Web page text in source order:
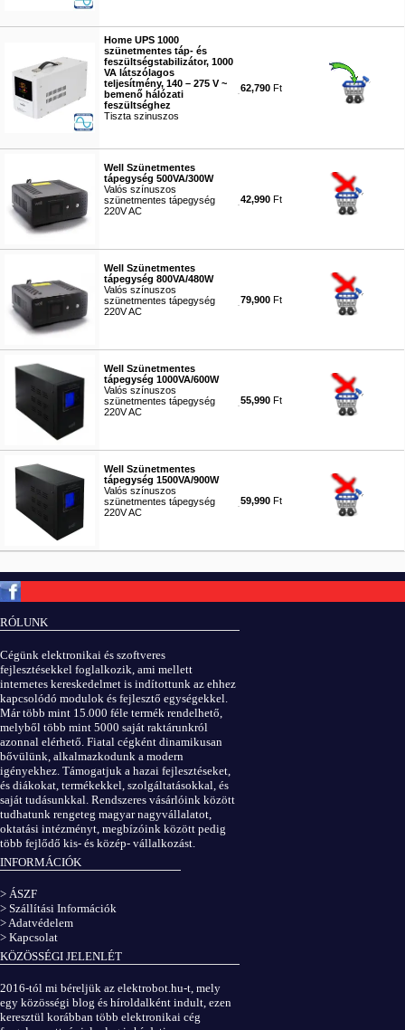
Home UPS 1000
szünetmentes táp- és
feszültségstabilizátor, 1000
VA látszólagos
teljesítmény, 140 – 275 V ~
bemenő hálózati
feszültséghez
Tiszta szinuszos
62,790 Ft
Well Szünetmentes
tápegység 500VA/300W
Valós színuszos
szünetmentes tápegység
220V AC
42,990 Ft
Well Szünetmentes
tápegység 800VA/480W
Valós színuszos
szünetmentes tápegység
220V AC
79,900 Ft
Well Szünetmentes
tápegység 1000VA/600W
Valós színuszos
szünetmentes tápegység
220V AC
55,990 Ft
Well Szünetmentes
tápegység 1500VA/900W
Valós színuszos
szünetmentes tápegység
220V AC
59,990 Ft
RÓLUNK
Cégünk elektronikai és szoftveres
fejlesztésekkel foglalkozik, ami mellett
internetes kereskedelmet is indítottunk az ehhez
kapcsolódó modulok és fejlesztő egységekkel.
Már több mint 15.000 féle termék rendelhető,
melyből több mint 5000 saját raktárunkról
azonnal elérhető. Fiatal cégként dinamikusan
bővülünk, alkalmazkodunk a modern
igényekhez. Támogatjuk a hazai fejlesztéseket,
és diákokat, termékekkel, szolgáltatásokkal, és
saját tudásunkkal. Rendszeres vásárlóink között
tudhatunk rengeteg magyar nagyvállalatot,
oktatási intézményt, megbízóink között pedig
több fejlődő kis- és közép- vállalkozást.
INFORMÁCIÓK
> ÁSZF
> Szállítási Információk
> Adatvédelem
> Kapcsolat
KÖZÖSSÉGI JELENLÉT
2016-tól mi béreljük az elektrobot.hu-t, mely
egy közösségi blog és híroldalként indult, ezen
keresztül korábban több elektronikai cég